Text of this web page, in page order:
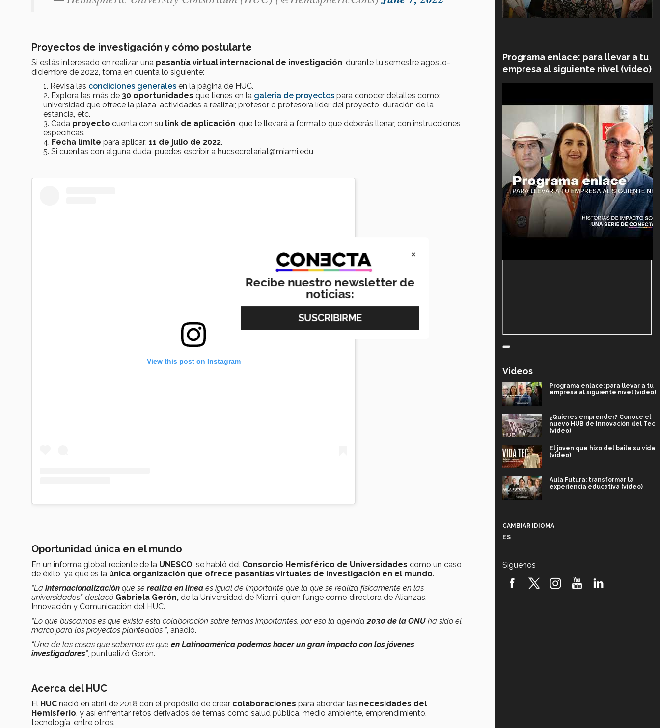
Proyectos de investigación y cómo postularte
Si estás interesado en realizar una pasantía virtual internacional de investigación , durante tu semestre agosto-
diciembre de 2022, toma en cuenta lo siguiente:
Revisa las condiciones generales en la página de HUC.
Explora las más de 30 oportunidades que tienes en la galería de proyectos para conocer detalles como:
universidad que ofrece la plaza, actividades a realizar, profesor o profesora líder del proyecto, duración de la
estancia, etc.
Cada proyecto cuenta con su link de aplicación , que te llevará a formato que deberás llenar, con instrucciones
específicas.
Fecha límite para aplicar: 11 de julio de 2022.
Si cuentas con alguna duda, puedes escribir a hucsecretariat@miami.edu
View this post on Instagram
Oportunidad única en el mundo
En un informa global reciente de la UNESCO , se habló del Consorcio Hemisférico de Universidades como un caso
de éxito, ya que es la única organización que ofrece pasantías virtuales de investigación en el mundo.
“La internacionalización que se realiza en línea es igual de importante que la que se realiza físicamente en las
universidades”, destacó Gabriela Gerón, de la Universidad de Miami, quien funge como directora de Alianzas,
Innovación y Comunicación del HUC.
“Lo que buscamos es que exista esta colaboración sobre temas importantes, por eso la agenda 2030 de la ONU ha sido el
marco para los proyectos planteados ”, añadió.
“Una de las cosas que sabemos es que en Latinoamérica podemos hacer un gran impacto con los jóvenes
investigadores”, puntualizó Gerón.
Acerca del HUC
El HUC nació en abril de 2018 con el propósito de crear colaboraciones para abordar las necesidades del
Hemisferio , y así enfrentar retos derivados de temas como salud pública, medio ambiente, emprendimiento,
tecnología, entre otros.
Programa enlace: para llevar a tu
empresa al siguiente nivel (video)
Videos
Programa enlace: para llevar a tu
empresa al siguiente nivel (video)
¿Quieres emprender? Conoce el
nuevo HUB de Innovación del Tec
(video)
El joven que hizo del baile su vida
(video)
Aula Futura: transformar la
experiencia educativa (video)
robótica FIRST 2026! (video)
CAMBIAR IDIOMA
ES
Síguenos
×
Recibe nuestro newsletter de
noticias: